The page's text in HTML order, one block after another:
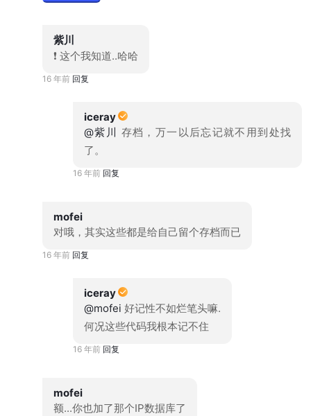
紫川
❗ 这个我知道..哈哈
16 年前 回复
iceray
@紫川 存档，万一以后忘记就不用到处找
了。
16 年前 回复
mofei
对哦，其实这些都是给自己留个存档而已
16 年前 回复
iceray
@mofei 好记性不如烂笔头嘛.
何况这些代码我根本记不住
16 年前 回复
mofei
额...你也加了那个IP数据库了